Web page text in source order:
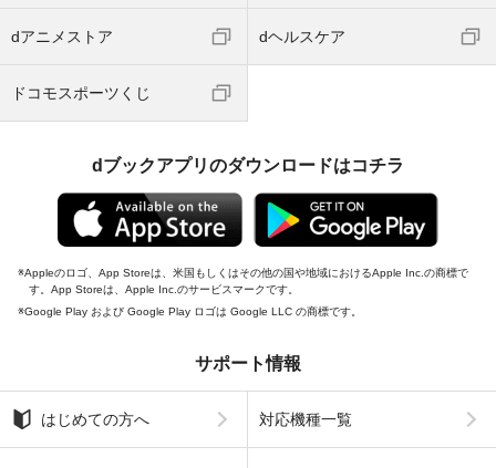
dアニメストア dヘルスケア
ドコモスポーツくじ
dブックアプリのダウンロードはコチラ
Appleのロゴ、App Storeは、米国もしくはその他の国や地域におけるApple Inc.の商標で
す。App Storeは、Apple Inc.のサービスマークです。
Google Play および Google Play ロゴは Google LLC の商標です。
サポート情報
はじめての方へ 対応機種一覧